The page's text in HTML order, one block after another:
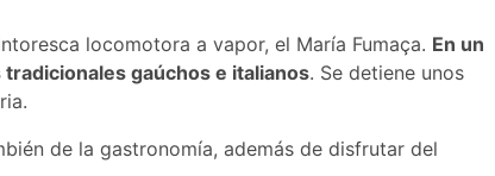
locomotora a vapor, el María Fumaça. En un
gaúchos e italianos. Se detiene unos
de la gastronomía, además de disfrutar del